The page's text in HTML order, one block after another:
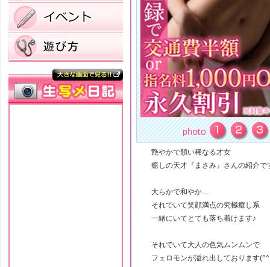
艶やかで類い稀なる才女
癒しの天才『まさみ』さんの紹介で
大らかで和やか…
それでいて笑顔満点の究極癒し系
一緒にいてとても落ち着けます♪
それでいて大人の色気ムンムンで
フェロモンが溢れ出しております